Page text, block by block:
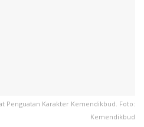
Penguatan Karakter Kemendikbud. Foto:
Kemendikbud